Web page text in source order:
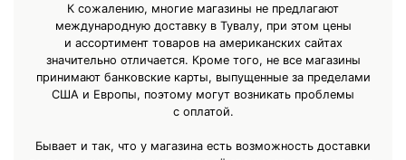
К сожалению, многие магазины не предлагают
международную доставку в Тувалу, при этом цены
и ассортимент товаров на американских сайтах
значительно отличается. Кроме того, не все магазины
принимают банковские карты, выпущенные за пределами
США и Европы, поэтому могут возникать проблемы
с оплатой.
Бывает и так, что у магазина есть возможность доставки